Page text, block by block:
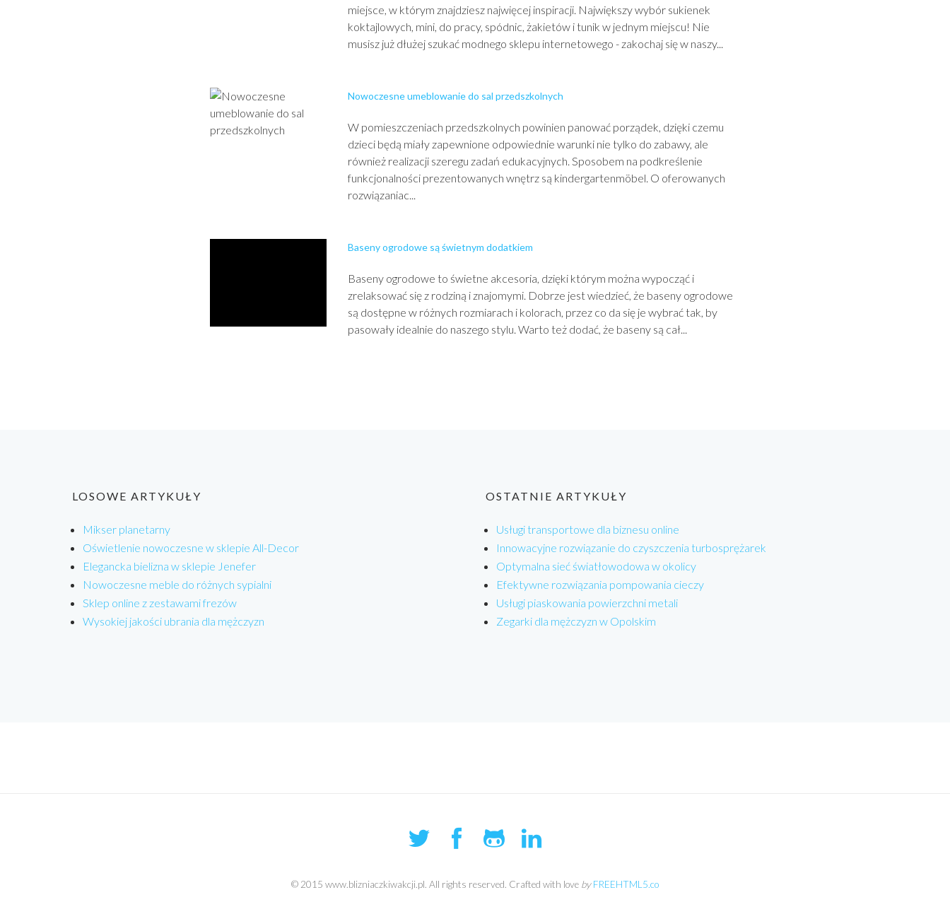
miejsce, w którym znajdziesz najwięcej inspiracji. Największy wybór sukienek
koktajlowych, mini, do pracy, spódnic, żakietów i tunik w jednym miejscu! Nie
musisz już dłużej szukać modnego sklepu internetowego - zakochaj się w naszy...
Nowoczesne umeblowanie do sal przedszkolnych
W pomieszczeniach przedszkolnych powinien panować porządek, dzięki czemu
dzieci będą miały zapewnione odpowiednie warunki nie tylko do zabawy, ale
również realizacji szeregu zadań edukacyjnych. Sposobem na podkreślenie
funkcjonalności prezentowanych wnętrz są kindergartenmöbel. O oferowanych
rozwiązaniac...
Baseny ogrodowe są świetnym dodatkiem
Baseny ogrodowe to świetne akcesoria, dzięki którym można wypocząć i
zrelaksować się z rodziną i znajomymi. Dobrze jest wiedzieć, że baseny ogrodowe
są dostępne w różnych rozmiarach i kolorach, przez co da się je wybrać tak, by
pasowały idealnie do naszego stylu. Warto też dodać, że baseny są cał...
LOSOWE ARTYKUŁY
Mikser planetarny
Oświetlenie nowoczesne w sklepie All-Decor
Elegancka bielizna w sklepie Jenefer
Nowoczesne meble do różnych sypialni
Sklep online z zestawami frezów
Wysokiej jakości ubrania dla mężczyzn
OSTATNIE ARTYKUŁY
Usługi transportowe dla biznesu online
Innowacyjne rozwiązanie do czyszczenia turbosprężarek
Optymalna sieć światłowodowa w okolicy
Efektywne rozwiązania pompowania cieczy
Usługi piaskowania powierzchni metali
Zegarki dla mężczyzn w Opolskim
© 2015 www.blizniaczkiwakcji.pl. All rights reserved. Crafted with love by FREEHTML5.co